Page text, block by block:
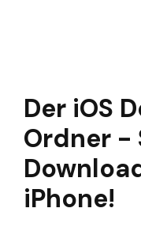
Der iOS
Ordner -
iPhone!